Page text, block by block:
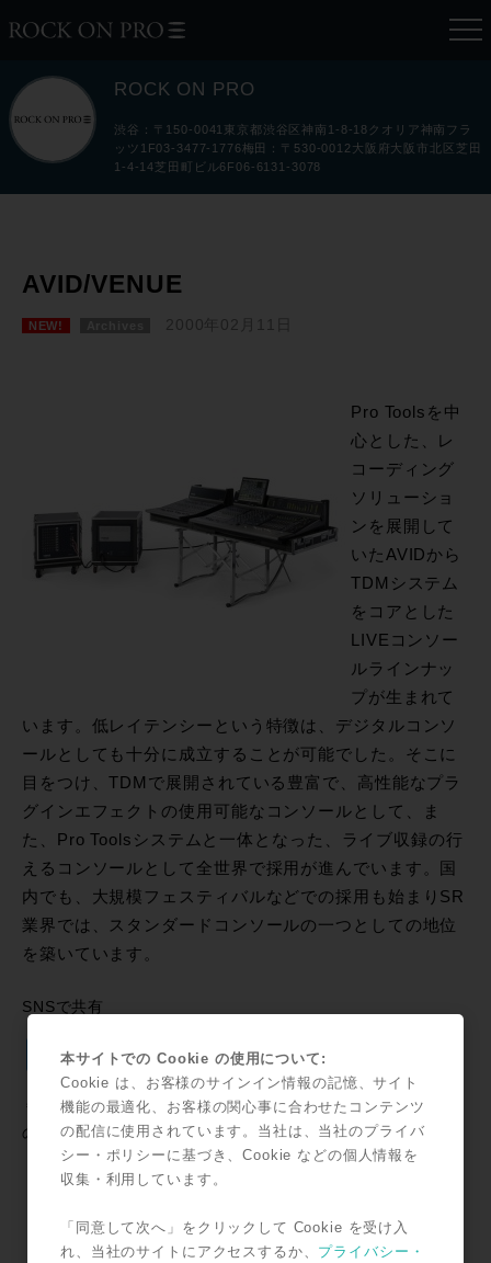
ROCK ON PRO
渋谷：〒150-0041東京都渋谷区神南1-8-18クオリア神南フラ
ッツ1F03-3477-1776梅田：〒530-0012大阪府大阪市北区芝田
1-4-14芝田町ビル6F06-6131-3078
AVID/VENUE
NEW! 2000年02月11日
Pro Toolsを中
心とした、レ
コーディング
ソリューショ
ンを展開して
いたAVIDから
TDMシステム
をコアとした
LIVEコンソー
ルラインナッ
プが生まれて
います。低レイテンシーという特徴は、デジタルコンソ
ールとしても十分に成立することが可能でした。そこに
目をつけ、TDMで展開されている豊富で、高性能なプラ
グインエフェクトの使用可能なコンソールとして、ま
た、Pro Toolsシステムと一体となった、ライブ収録の行
えるコンソールとして全世界で採用が進んでいます。国
内でも、大規模フェスティバルなどでの採用も始まりSR
業界では、スタンダードコンソールの一つとしての地位
を築いています。
SNSで共有
Twitter
Facebook
LineEmail
共
有
＊記事中に掲載されている情報は2000年02月11日時点のも
のです。
本サイトでの Cookie の使用について:
Cookie は、お客様のサインイン情報の記憶、サイト
機能の最適化、お客様の関心事に合わせたコンテンツ
の配信に使用されています。当社は、当社のプライバ
シー・ポリシーに基づき、Cookie などの個人情報を
収集・利用しています。
「同意して次へ」をクリックして Cookie を受け入
れ、当社のサイトにアクセスするか、 プライバシー・